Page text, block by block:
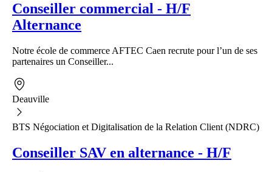
Conseiller commercial - H/F
Alternance
Notre école de commerce AFTEC Caen recrute pour l’un de ses
partenaires un Conseiller...
Deauville
BTS Négociation et Digitalisation de la Relation Client (NDRC)
Conseiller SAV en alternance - H/F